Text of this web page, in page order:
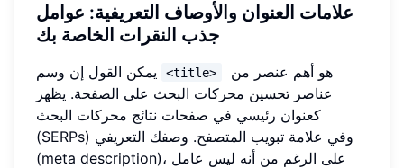
علامات العنوان والأوصاف التعريفية: عوامل
جذب النقرات الخاصة بك
<title>
عناصر تحسين محركات البحث على الصفحة. يظهر
كعنوان رئيسي في صفحات نتائج محركات البحث
(SERPs) وفي علامة تبويب المتصفح. وصفك التعريفي
(meta description)، على الرغم من أنه ليس عامل